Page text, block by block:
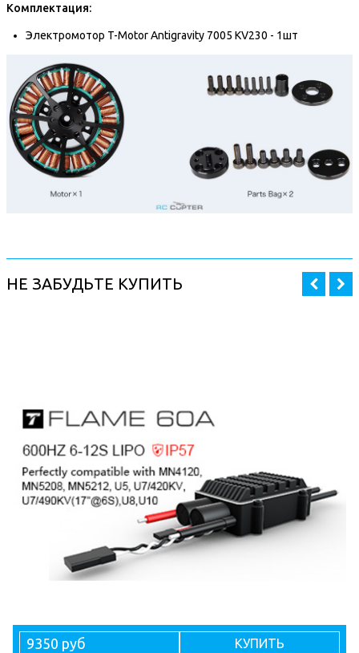
Комплектация:
Электромотор T-Motor Antigravity 7005 KV230 - 1шт
НЕ ЗАБУДЬТЕ КУПИТЬ
9350 руб КУПИТЬ